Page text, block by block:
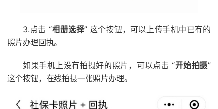
3.点击 “相册选择” 这个按钮，可以上传手机中已有的
照片办理回执。
如果手机上没有拍摄好的照片，可以点击 “开始拍摄”
这个按钮，在线拍摄一张照片办理。